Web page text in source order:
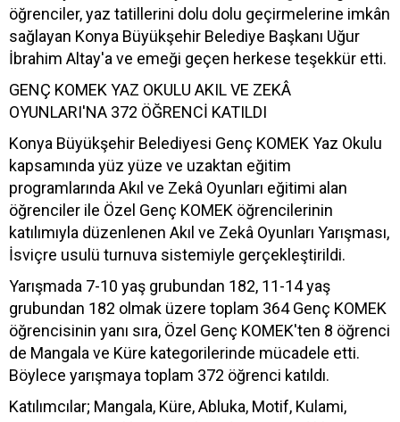
öğrenciler, yaz tatillerini dolu dolu geçirmelerine imkân
sağlayan Konya Büyükşehir Belediye Başkanı Uğur
İbrahim Altay'a ve emeği geçen herkese teşekkür etti.
GENÇ KOMEK YAZ OKULU AKIL VE ZEKÂ
OYUNLARI'NA 372 ÖĞRENCİ KATILDI
Konya Büyükşehir Belediyesi Genç KOMEK Yaz Okulu
kapsamında yüz yüze ve uzaktan eğitim
programlarında Akıl ve Zekâ Oyunları eğitimi alan
öğrenciler ile Özel Genç KOMEK öğrencilerinin
katılımıyla düzenlenen Akıl ve Zekâ Oyunları Yarışması,
İsviçre usulü turnuva sistemiyle gerçekleştirildi.
Yarışmada 7-10 yaş grubundan 182, 11-14 yaş
grubundan 182 olmak üzere toplam 364 Genç KOMEK
öğrencisinin yanı sıra, Özel Genç KOMEK'ten 8 öğrenci
de Mangala ve Küre kategorilerinde mücadele etti.
Böylece yarışmaya toplam 372 öğrenci katıldı.
Katılımcılar; Mangala, Küre, Abluka, Motif, Kulami,